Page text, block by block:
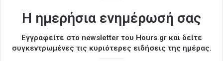
Η ημερήσια ενημέρωσή σας
Εγγραφείτε στο newsletter του Hours.gr και δείτε
συγκεντρωμένες τις κυριότερες ειδήσεις της ημέρας.